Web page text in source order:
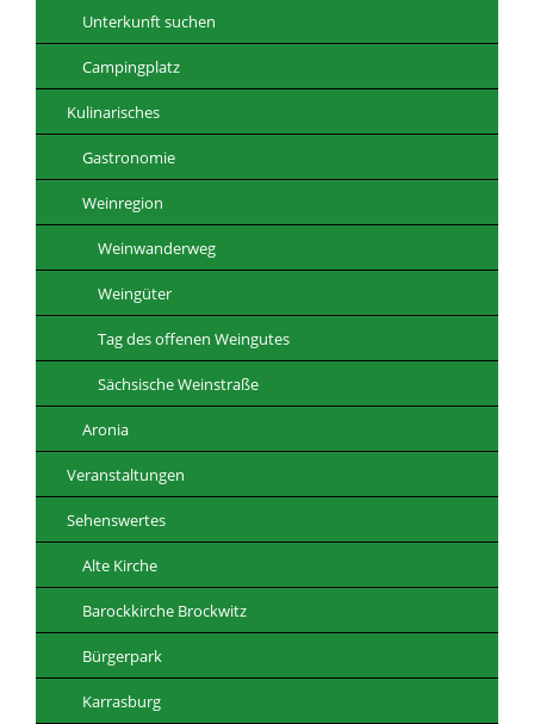
Unterkunft suchen
Campingplatz
Kulinarisches
Gastronomie
Weinregion
Weinwanderweg
Weingüter
Tag des offenen Weingutes
Sächsische Weinstraße
Aronia
Veranstaltungen
Sehenswertes
Alte Kirche
Barockkirche Brockwitz
Bürgerpark
Karrasburg